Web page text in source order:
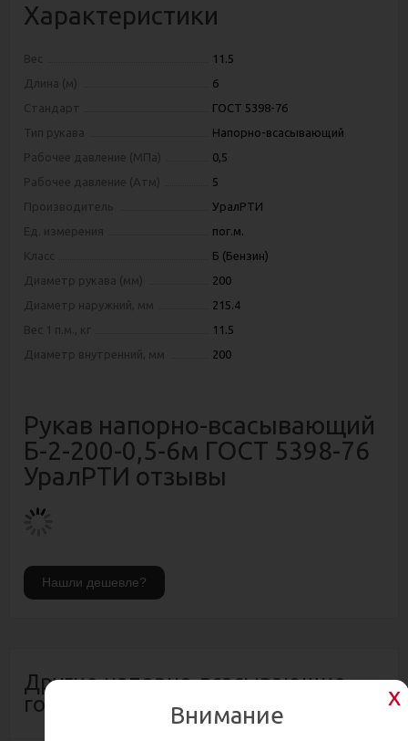
Характеристики
Вес
11.5
Длина (м)
6
Стандарт
ГОСТ 5398-76
Тип рукава
Напорно-всасывающий
Рабочее давление (МПа)
0,5
Рабочее давление (Атм)
5
Производитель
УралРТИ
Ед. измерения
пог.м.
Класс
Б (Бензин)
Диаметр рукава (мм)
200
Диаметр наружний, мм
215.4
Вес 1 п.м., кг
11.5
Диаметр внутренний, мм
200
Рукав напорно-всасывающий
Б-2-200-0,5-6м ГОСТ 5398-76
УралРТИ отзывы
Другие напорно-всасывающие
гофрированные рукава
Внимание